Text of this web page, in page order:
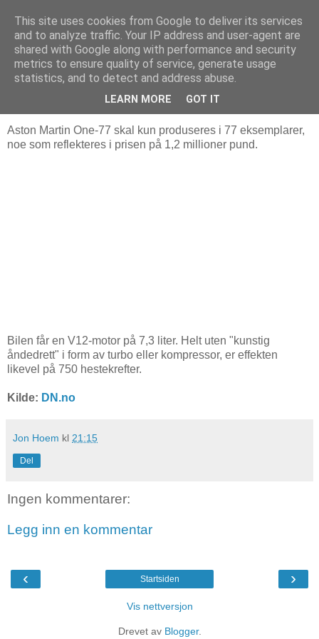
Arkitektur & Miljøteknologi
22 september 2010
Aston Martin One-77
Aston Martin One-77 skal kun produseres i 77 eksemplarer,
noe som reflekteres i prisen på 1,2 millioner pund.
Bilen får en V12-motor på 7,3 liter. Helt uten "kunstig
åndedrett" i form av turbo eller kompressor, er effekten
likevel på 750 hestekrefter.
Kilde: DN.no
Jon Hoem kl 21:15
Del
Ingen kommentarer:
Legg inn en kommentar
‹ ›
Startsiden
Vis nettversjon
Drevet av Blogger.
This site uses cookies from Google to deliver its services
and to analyze traffic. Your IP address and user-agent are
shared with Google along with performance and security
metrics to ensure quality of service, generate usage
statistics, and to detect and address abuse.
LEARN MORE GOT IT